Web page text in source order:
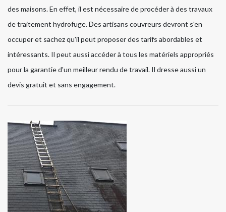
des maisons. En effet, il est nécessaire de procéder à des travaux
de traitement hydrofuge. Des artisans couvreurs devront s'en
occuper et sachez qu'il peut proposer des tarifs abordables et
intéressants. Il peut aussi accéder à tous les matériels appropriés
pour la garantie d'un meilleur rendu de travail. Il dresse aussi un
devis gratuit et sans engagement.